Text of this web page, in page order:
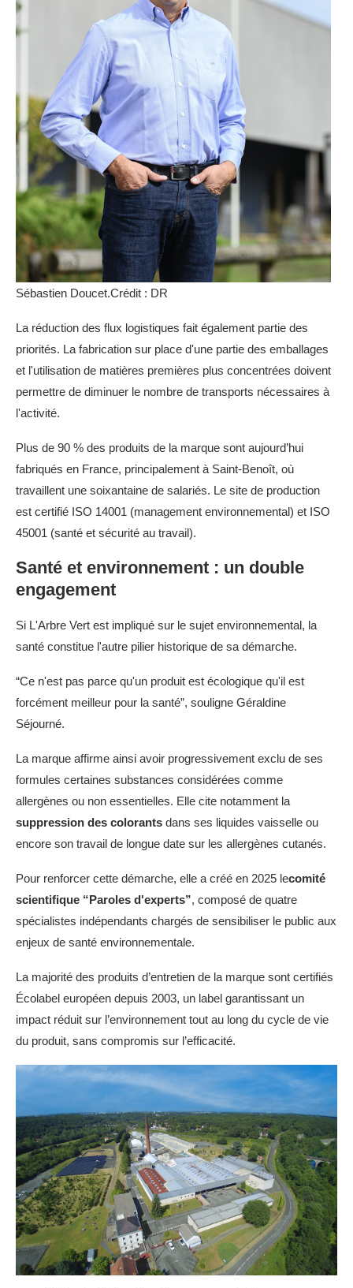
Sébastien Doucet.Crédit : DR
La réduction des flux logistiques fait également partie des
priorités. La fabrication sur place d'une partie des emballages
et l'utilisation de matières premières plus concentrées doivent
permettre de diminuer le nombre de transports nécessaires à
l'activité.
Plus de 90 % des produits de la marque sont aujourd’hui
fabriqués en France, principalement à Saint-Benoît, où
travaillent une soixantaine de salariés. Le site de production
est certifié ISO 14001 (management environnemental) et ISO
45001 (santé et sécurité au travail).
Santé et environnement : un double
engagement
Si L'Arbre Vert est impliqué sur le sujet environnemental, la
santé constitue l'autre pilier historique de sa démarche.
“Ce n'est pas parce qu'un produit est écologique qu'il est
forcément meilleur pour la santé”, souligne Géraldine
Séjourné.
La marque affirme ainsi avoir progressivement exclu de ses
formules certaines substances considérées comme
allergènes ou non essentielles. Elle cite notamment la
suppression des colorants dans ses liquides vaisselle ou
encore son travail de longue date sur les allergènes cutanés.
Pour renforcer cette démarche, elle a créé en 2025 lecomité
scientifique “Paroles d'experts”, composé de quatre
spécialistes indépendants chargés de sensibiliser le public aux
enjeux de santé environnementale.
La majorité des produits d’entretien de la marque sont certifiés
Écolabel européen depuis 2003, un label garantissant un
impact réduit sur l’environnement tout au long du cycle de vie
du produit, sans compromis sur l’efficacité.